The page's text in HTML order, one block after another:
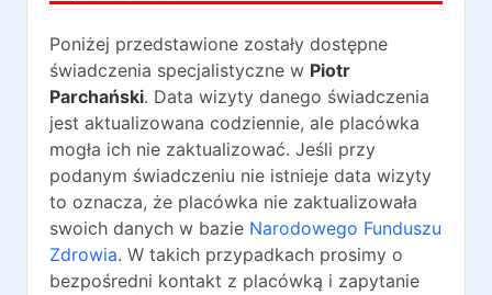
Poniżej przedstawione zostały dostępne
świadczenia specjalistyczne w Piotr
Parchański. Data wizyty danego świadczenia
jest aktualizowana codziennie, ale placówka
mogła ich nie zaktualizować. Jeśli przy
podanym świadczeniu nie istnieje data wizyty
to oznacza, że placówka nie zaktualizowała
swoich danych w bazie Narodowego Funduszu
Zdrowia. W takich przypadkach prosimy o
bezpośredni kontakt z placówką i zapytanie